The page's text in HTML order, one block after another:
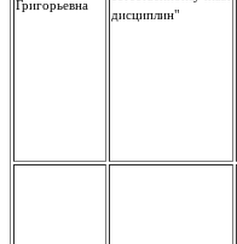
Григорьевна
дисциплин"